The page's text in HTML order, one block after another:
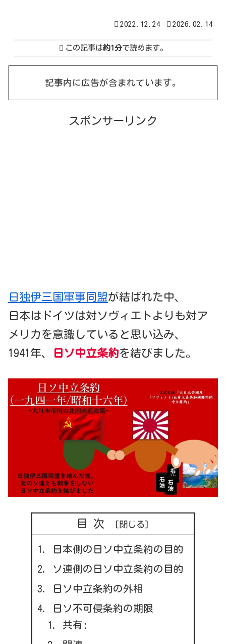
2022.12.24 2026.02.14
この記事は約1分で読めます。
記事内に広告が含まれています。
スポンサーリンク
日独伊三国軍事同盟が結ばれた中、
日本はドイツは対ソヴィエトよりも対ア
メリカを意識していると思い込み、
1941年、
日ソ中立条約を結びました。
目次
日本側の日ソ中立条約の目的
ソ連側の日ソ中立条約の目的
日ソ中立条約の外相
日ソ不可侵条約の期限
共有: